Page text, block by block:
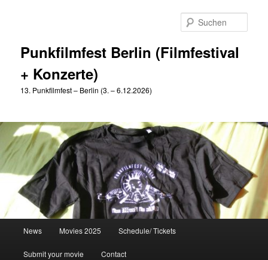
Punkfilmfest Berlin (Filmfestival
+ Konzerte)
13. Punkfilmfest – Berlin (3. – 6.12.2026)
News Movies 2025 Schedule/ Tickets
Submit your movie Contact